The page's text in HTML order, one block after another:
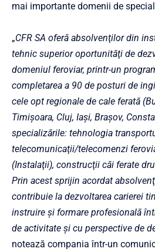
mai importante domenii de
„CFR SA oferă absolvenţilor din
tehnic superior oportunităţi de
domeniul feroviar, printr-un
completarea a 90 de posturi de
cele opt regionale de cale ferată
Timişoara, Cluj, Iaşi, Braşov,
specializările: tehnologia
telecomunicaţii/telecomenzi
(Instalaţii), construcţii căi ferate
Prin acest sprijin acordat
contribuie la dezvoltarea carierei
instruire şi formare profesională
de activitate şi cu perspective de
notează compania într-un